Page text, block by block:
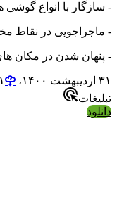
- سازگار با انواع گوشی
- ماجراجویی در نقاط
- پنهان شدن در مکان
۳۱ اردیبهشت ۱۴۰۰،‏ ۲:۱۱
تبلیغات
دانلود